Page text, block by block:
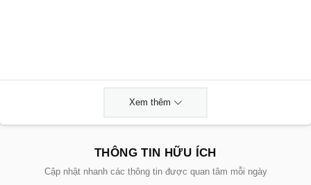
Xem thêm
THÔNG TIN HỮU ÍCH
Cập nhật nhanh các thông tin được quan tâm mỗi ngày